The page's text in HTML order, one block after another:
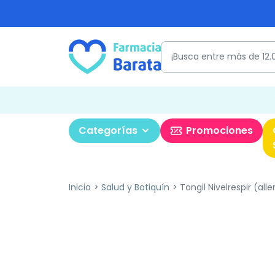
Categorías Promociones
Inicio Salud y Botiquín Tongil Nivelrespir